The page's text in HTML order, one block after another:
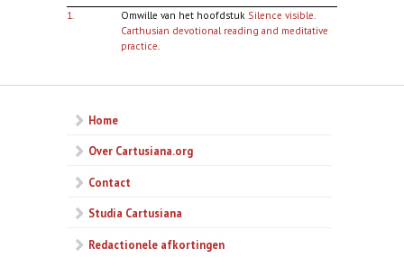
1. Omwille van het hoofdstuk Silence visible.
Carthusian devotional reading and meditative
practice
Home
Over Cartusiana.org
Contact
Studia Cartusiana
Redactionele afkortingen